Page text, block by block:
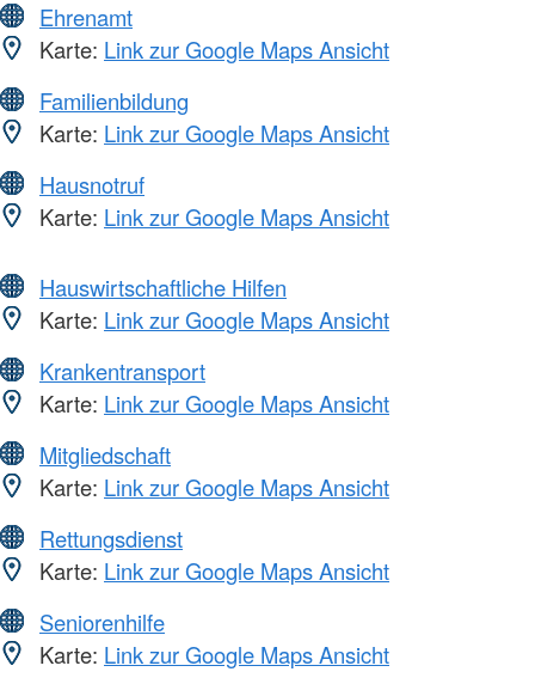
Ehrenamt
Karte: Link zur Google Maps Ansicht
Familienbildung
Karte: Link zur Google Maps Ansicht
Hausnotruf
Karte: Link zur Google Maps Ansicht
Hauswirtschaftliche Hilfen
Karte: Link zur Google Maps Ansicht
Krankentransport
Karte: Link zur Google Maps Ansicht
Mitgliedschaft
Karte: Link zur Google Maps Ansicht
Rettungsdienst
Karte: Link zur Google Maps Ansicht
Seniorenhilfe
Karte: Link zur Google Maps Ansicht